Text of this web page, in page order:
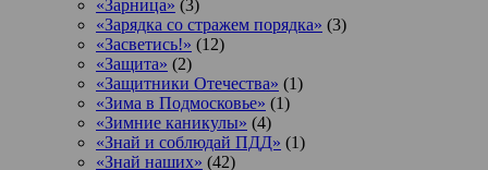
«Зарница» (3)
«Зарядка со стражем порядка» (3)
«Засветись!» (12)
«Защита» (2)
«Защитники Отечества» (1)
«Зима в Подмосковье» (1)
«Зимние каникулы» (4)
«Знай и соблюдай ПДД» (1)
«Знай наших» (42)